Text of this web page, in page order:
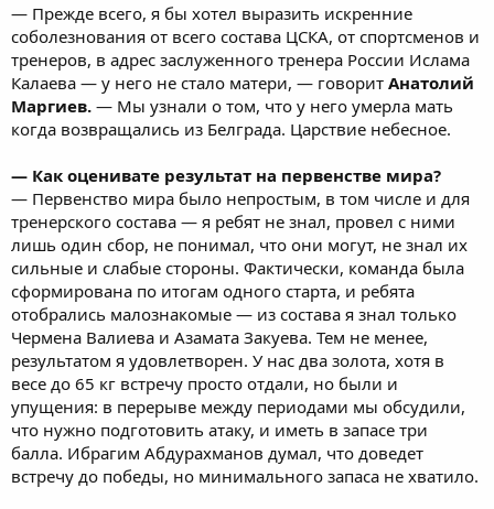
— Прежде всего, я бы хотел выразить искренние
соболезнования от всего состава ЦСКА, от спортсменов и
тренеров, в адрес заслуженного тренера России Ислама
Калаева — у него не стало матери, — говорит Анатолий
Маргиев. — Мы узнали о том, что у него умерла мать
когда возвращались из Белграда. Царствие небесное.
— Как оценивате результат на первенстве мира?
— Первенство мира было непростым, в том числе и для
тренерского состава — я ребят не знал, провел с ними
лишь один сбор, не понимал, что они могут, не знал их
сильные и слабые стороны. Фактически, команда была
сформирована по итогам одного старта, и ребята
отобрались малознакомые — из состава я знал только
Чермена Валиева и Азамата Закуева. Тем не менее,
результатом я удовлетворен. У нас два золота, хотя в
весе до 65 кг встречу просто отдали, но были и
упущения: в перерыве между периодами мы обсудили,
что нужно подготовить атаку, и иметь в запасе три
балла. Ибрагим Абдурахманов думал, что доведет
встречу до победы, но минимального запаса не хватило.